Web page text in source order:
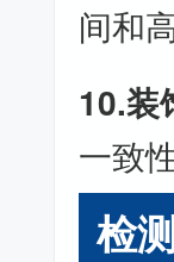
间和
10.装
一致
检